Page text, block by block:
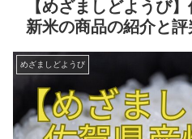
【めざましどようび
新米の商品の紹介と評
めざましどようび